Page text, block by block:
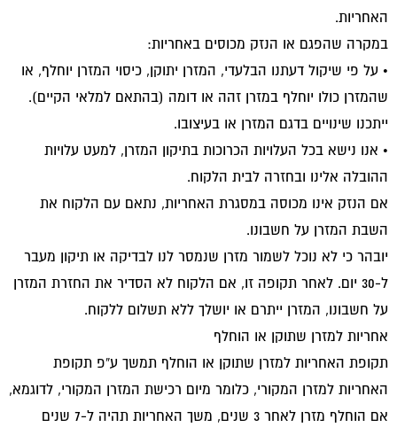
האחריות.
במקרה שהפגם או הנזק מכוסים באחריות:
• על פי שיקול דעתנו הבלעדי, המזרן יתוקן, כיסוי המזרן יוחלף, או
שהמזרן כולו יוחלף במזרן זהה או דומה (בהתאם למלאי הקיים).
ייתכנו שינויים בדגם המזרן או בעיצובו.
• אנו נישא בכל העלויות הכרוכות בתיקון המזרן, למעט עלויות
ההובלה אלינו ובחזרה לבית הלקוח.
אם הנזק אינו מכוסה במסגרת האחריות, נתאם עם הלקוח את
השבת המזרן על חשבונו.
יובהר כי לא נוכל לשמור מזרן שנמסר לנו לבדיקה או תיקון מעבר
ל-30 יום. לאחר תקופה זו, אם הלקוח לא הסדיר את החזרת המזרן
על חשבונו, המזרן ייתרם או יושלך ללא תשלום ללקוח.
אחריות למזרן שתוקן או הוחלף
תקופת האחריות למזרן שתוקן או הוחלף תמשך ע“פ תקופת
האחריות למזרן המקורי, כלומר מיום רכישת המזרן המקורי, לדוגמא,
אם הוחלף מזרן לאחר 3 שנים, משך האחריות תהיה ל-7 שנים